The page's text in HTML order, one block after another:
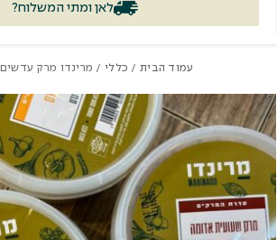
לאן ומתי המשלוח?
עמוד הבית / כללי/ מרינדו מרק עדשים 480 גרם
כמות מרינדו מרק עדשים 480 גרם